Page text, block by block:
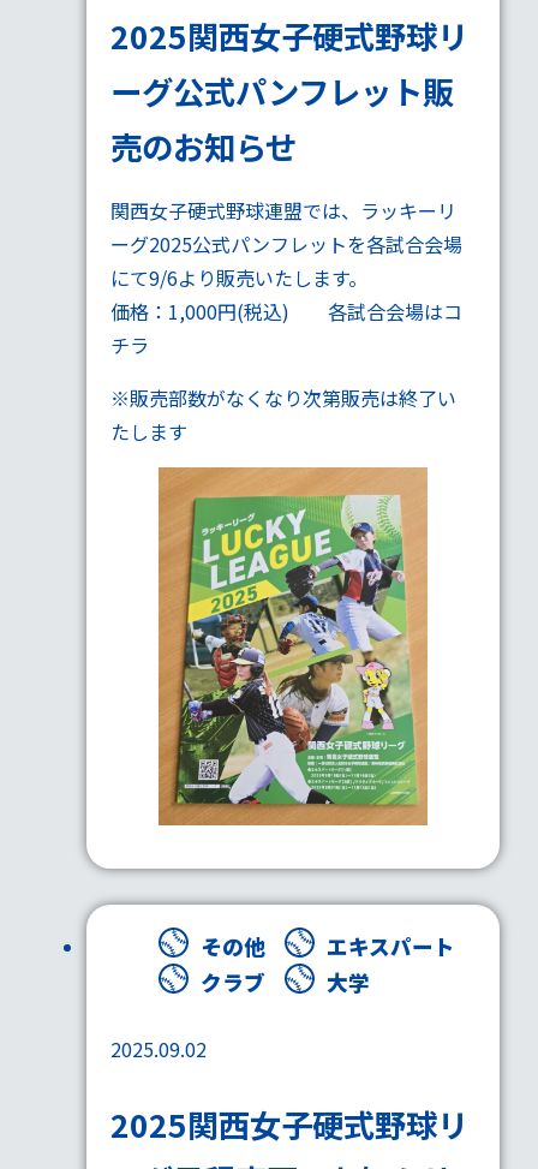
2025関西女子硬式野球リ
ーグ公式パンフレット販
売のお知らせ
関西女子硬式野球連盟では、ラッキーリ
ーグ2025公式パンフレットを各試合会場
にて9/6より販売いたします。
価格：1,000円(税込) 各試合会場はコ
チラ
※販売部数がなくなり次第販売は終了い
たします
その他
エキスパート
クラブ
大学
2025.09.02
2025関西女子硬式野球リ